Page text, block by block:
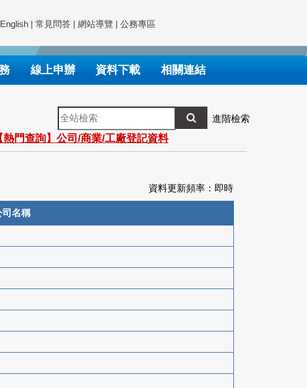
English | 常見問答 | 網站導覽 | 公務專區
線上申辦 資料下載 相關連結
全
站
檢
索
進階檢索
熱門查詢】公司/商業/工廠登記資料
資料更新頻率：即時
司名稱